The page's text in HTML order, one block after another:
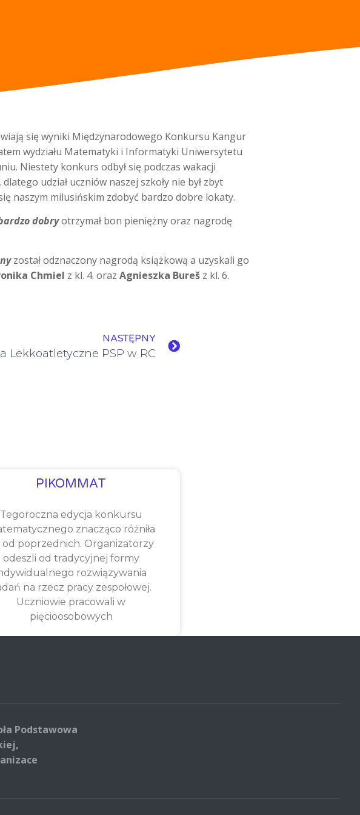
się wyniki Międzynarodowego Konkursu Kangur
wydziału Matematyki i Informatyki Uniwersytetu
Niestety konkurs odbył się podczas wakacji
udział uczniów naszej szkoły nie był zbyt
naszym milusińskim zdobyć bardzo dobre lokaty.
dobryotrzymał bon pieniężny oraz nagrodę
został odznaczony nagrodą książkową a uzyskali go
Chmiel z kl. 4. orazAgnieszka Bureš z kl. 6.
NASTĘPNY
Lekkoatletyczne PSP w RC
PIKOMMAT
Tegoroczna edycja konkursu
znacząco różniła
od poprzednich. Organizatorzy
odeszli od tradycyjnej formy
rozwiązywania
na rzecz pracy zespołowej.
Uczniowie pracowali w
pięcioosobowych
Podstawowa